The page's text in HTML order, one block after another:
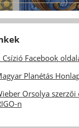
Csízió Facebook
Planétás
Orsolya szerzői
n